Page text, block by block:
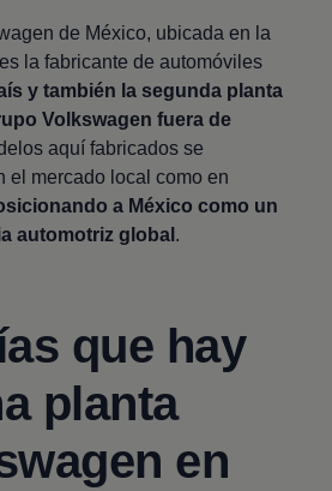
de México, ubicada en la
la fabricante de automóviles
y también la segunda planta
Volkswagen fuera de
aquí fabricados se
el mercado local como en
a México como un
automotriz global .
que hay
planta
en